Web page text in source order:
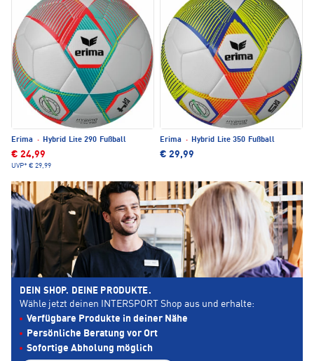
Erima · Hybrid Lite 290 Fußball
€ 24,99
UVP* € 29,99
Erima · Hybrid Lite 350 Fußball
€ 29,99
DEIN SHOP. DEINE PRODUKTE.
Wähle jetzt deinen INTERSPORT Shop aus und erhalte:
Verfügbare Produkte in deiner Nähe
Persönliche Beratung vor Ort
Sofortige Abholung möglich